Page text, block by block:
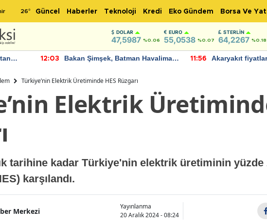
26° Güncel Haberler Teknoloji Kredi Eko Gündem Borsa Ve
DOLAR
47,5987 %0.06
EURO
55,0538 %0.07
STERLIN
64,2267 %0.18
11:56
Akaryakıt fiyatlarına zam geliyor:
22:37
IMF, Birleşik
Türkiye’nin Elektrik Üretiminde HES Rüzgarı
Elektrik
tarihine kadar Türkiye'nin elektrik üretiminin
karşılandı.
Merkezi
Yayınlanma
20 Aralık 2024 - 08:24